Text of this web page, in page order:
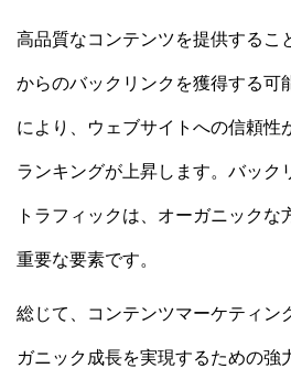
高品質なコンテンツを提供するこ
からのバックリンクを獲得する可
により、ウェブサイトへの信頼性
ランキングが上昇します。バック
トラフィックは、オーガニックな
重要な要素です。
総じて、コンテンツマーケティン
ガニック成長を実現するための強